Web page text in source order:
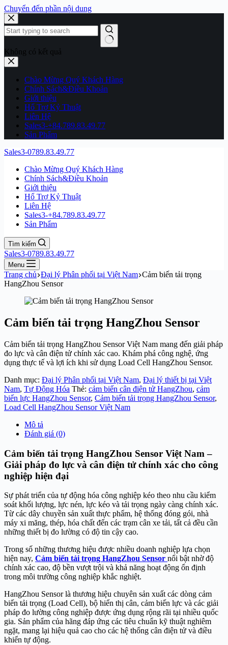
Chuyển đến phần nội dung
Không có kết quả
Chào Mừng Quý Khách Hàng
Chính Sách&Điều Khoản
Giới thiệu
Hổ Trợ Kỷ Thuật
Liên Hệ
Sales3-+84.789.83.49.77
Sản Phẩm
Sales3-0789.83.49.77
Chào Mừng Quý Khách Hàng
Chính Sách&Điều Khoản
Giới thiệu
Hổ Trợ Kỷ Thuật
Liên Hệ
Sales3-+84.789.83.49.77
Sản Phẩm
Tìm kiếm
Sales3-0789.83.49.77
Menu
Trang chủ Đại lý Phân phối tại Việt Nam Cảm biến tải trọng
HangZhou Sensor
Cảm biến tải trọng HangZhou Sensor
Cảm biến tải trọng HangZhou Sensor Việt Nam mang đến giải pháp
đo lực và cân điện tử chính xác cao. Khám phá công nghệ, ứng
dụng thực tế và lợi ích khi sử dụng Load Cell HangZhou Sensor.
Danh mục: Đại lý Phân phối tại Việt Nam, Đại lý thiết bị tại Việt
Nam, Tự Động Hóa Thẻ: cảm biến cân điện tử HangZhou, cảm
biến lực HangZhou Sensor, Cảm biến tải trọng HangZhou Sensor,
Load Cell HangZhou Sensor Việt Nam
Mô tả
Đánh giá (0)
Cảm biến tải trọng HangZhou Sensor Việt Nam –
Giải pháp đo lực và cân điện tử chính xác cho công
nghiệp hiện đại
Sự phát triển của tự động hóa công nghiệp kéo theo nhu cầu kiểm
soát khối lượng, lực nén, lực kéo và tải trọng ngày càng chính xác.
Từ các dây chuyền sản xuất thực phẩm, hệ thống đóng gói, nhà
máy xi măng, thép, hóa chất đến các trạm cân xe tải, tất cả đều cần
những thiết bị đo lường có độ tin cậy cao.
Trong số những thương hiệu được nhiều doanh nghiệp lựa chọn
hiện nay, Cảm biến tải trọng HangZhou Sensor nổi bật nhờ độ
chính xác cao, độ bền vượt trội và khả năng hoạt động ổn định
trong môi trường công nghiệp khắc nghiệt.
HangZhou Sensor là thương hiệu chuyên sản xuất các dòng cảm
biến tải trọng (Load Cell), bộ hiển thị cân, cảm biến lực và các giải
pháp đo lường công nghiệp được ứng dụng rộng rãi tại nhiều quốc
gia. Sản phẩm của hãng đáp ứng các tiêu chuẩn kỹ thuật nghiêm
ngặt, mang lại hiệu quả cao cho các hệ thống cân điện tử và điều
khiển tự động.